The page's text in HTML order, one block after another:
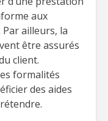
aux
ailleurs, la
être assurés
client.
formalités
des aides